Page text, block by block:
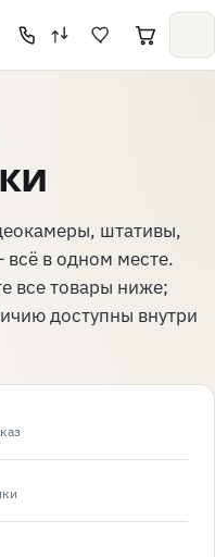
штативы,
всё в одном месте.
все товары ниже;
доступны внутри